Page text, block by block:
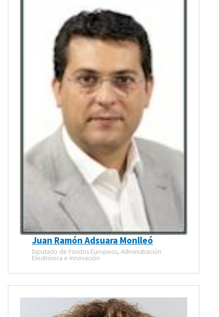
Juan Ramón Adsuara Monlleó
Diputado de Fondos Europeos, Administración
Electrónica e Innovación